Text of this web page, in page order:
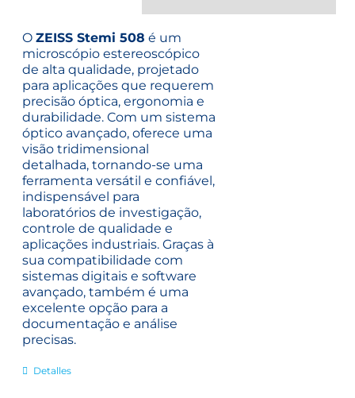
OZEISS Stemi 508 é um
microscópio estereoscópico
de alta qualidade, projetado
para aplicações que requerem
precisão óptica, ergonomia e
durabilidade. Com um sistema
óptico avançado, oferece uma
visão tridimensional
detalhada, tornando-se uma
ferramenta versátil e confiável,
indispensável para
laboratórios de investigação,
controle de qualidade e
aplicações industriais. Graças à
sua compatibilidade com
sistemas digitais e software
avançado, também é uma
excelente opção para a
documentação e análise
precisas.
Detalles